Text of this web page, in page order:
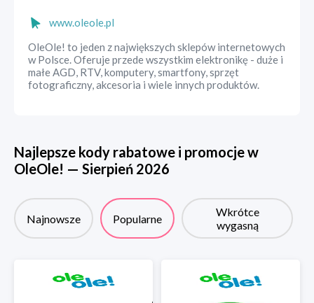
www.oleole.pl
OleOle! to jeden z największych sklepów internetowych
w Polsce. Oferuje przede wszystkim elektronikę - duże i
małe AGD, RTV, komputery, smartfony, sprzęt
fotograficzny, akcesoria i wiele innych produktów.
Najlepsze kody rabatowe i promocje w
OleOle! — Sierpień 2026
Najnowsze Popularne
Wkrótce
wygasną